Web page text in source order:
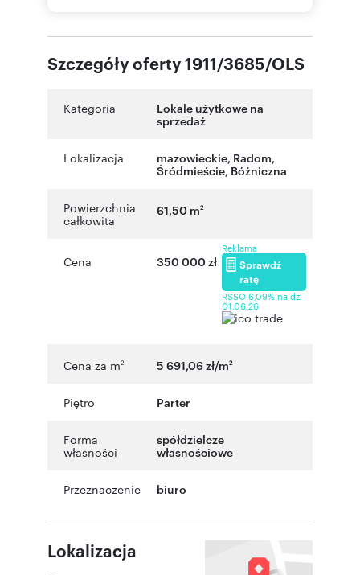
Szczegóły oferty 1911/3685/OLS
Kategoria
Lokale użytkowe na
sprzedaż
Lokalizacja mazowieckie, Radom,
Śródmieście, Bóżniczna
Powierzchnia
całkowita
61,50 m2
Cena 350 000 zł
Reklama
Sprawdź
ratę
RSSO 6,09% na dz.
01.06.26
Cena za m2 5 691,06 zł/m2
Piętro Parter
Forma
własności
spółdzielcze
własnościowe
Przeznaczenie biuro
Lokalizacja